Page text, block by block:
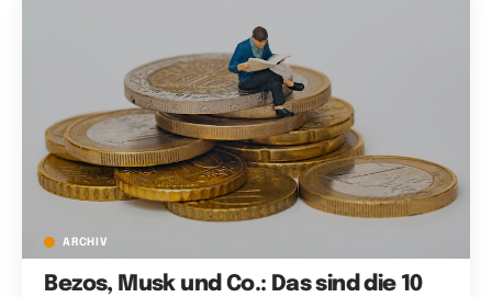
ARCHIV
Bezos, Musk und Co.: Das sind die 10